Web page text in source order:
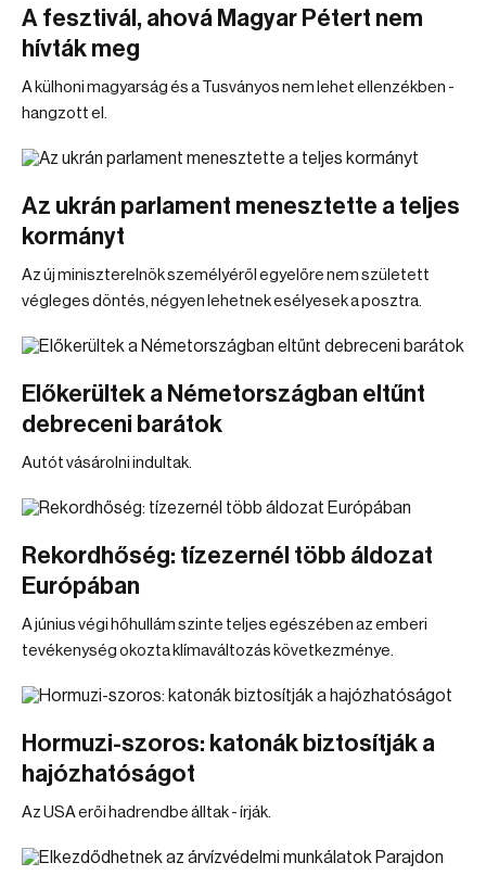
A fesztivál, ahová Magyar Pétert nem
hívták meg
A külhoni magyarság és a Tusványos nem lehet ellenzékben -
hangzott el.
Az ukrán parlament menesztette a teljes
kormányt
Az új miniszterelnök személyéről egyelőre nem született
végleges döntés, négyen lehetnek esélyesek a posztra.
Előkerültek a Németországban eltűnt
debreceni barátok
Autót vásárolni indultak.
Rekordhőség: tízezernél több áldozat
Európában
A június végi hőhullám szinte teljes egészében az emberi
tevékenység okozta klímaváltozás következménye.
Hormuzi-szoros: katonák biztosítják a
hajózhatóságot
Az USA erői hadrendbe álltak - írják.